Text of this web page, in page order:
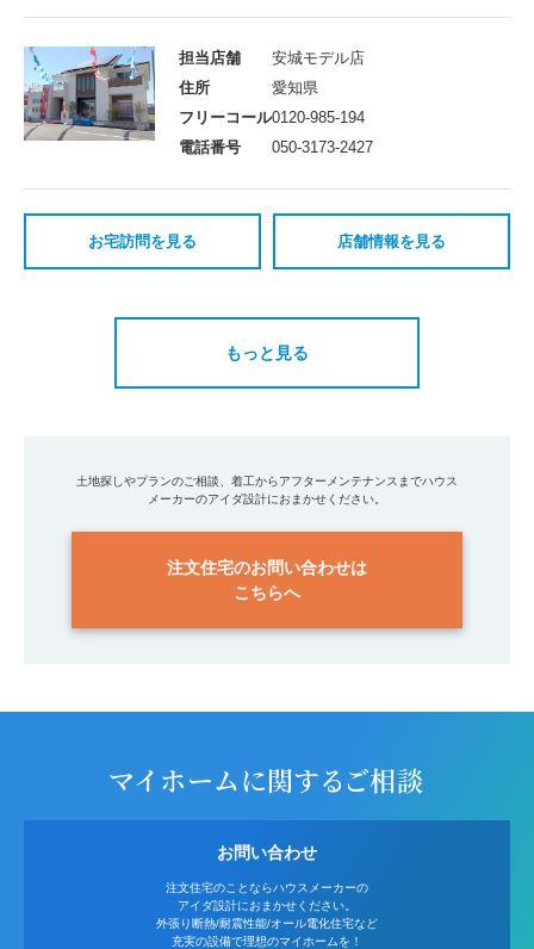
担当店舗
安城モデル店
住所
愛知県
フリーコール0120-985-194
電話番号
050-3173-2427
お宅訪問を見る 店舗情報を見る
もっと見る
土地探しやプランのご相談、着工からアフターメンテナンスまでハウス
メーカーのアイダ設計におまかせください。
注文住宅のお問い合わせは
こちらへ
マイホームに関するご相談
お問い合わせ
注文住宅のことならハウスメーカーの
アイダ設計におまかせください。
外張り断熱/耐震性能/オール電化住宅など
充実の設備で理想のマイホームを！